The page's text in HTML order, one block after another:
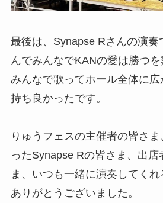
最後は、Synapse Rさんの演奏
んでみんなでKANの愛は勝つを
みんなで歌ってホール全体に
持ち良かったです。
りゅうフェスの主催者の皆さ
ったSynapse Rの皆さま、出店
ま、いつも一緒に演奏してくれ
ありがとうございました。